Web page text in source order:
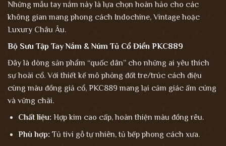
Những mẫu tay nắm này là lựa chọn hoàn hảo cho các
không gian mang phong cách Indochine, Vintage hoặc
Luxury Châu Âu.
Bộ Sưu Tập Tay Nắm & Núm Tủ Cổ Điển PKC889
Đây là dòng sản phẩm “quốc dân” cho những ai yêu thích
sự hoài cổ. Với thiết kế mô phỏng đốt tre/trúc cách điệu
cùng màu đồng giả cổ, PKC889 mang lại cảm giác ấm cúng
và vững chãi.
Chất liệu: Hợp kim cao cấp, hoàn thiện màu đồng rêu.
Phù hợp: Tủ tivi gỗ tự nhiên, tủ bếp phong cách xưa.